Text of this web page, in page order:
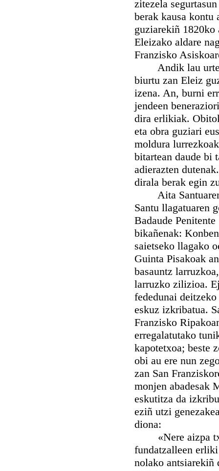
zitezela
berak kausa kontu
guziarekiñ 1820ko
Eleizako aldare
Franzisko
Andik lau
biurtu zan Eleiz
izena. An, burni
jendeen
dira erlikiak.
eta obra guziari
moldura
bitartean daude bi
adierazten
dirala berak egin
Aita Santuaren
Santu llagatuaren
Badaude
bikañenak:
saietseko llagako
Guinta Pisakoak
basauntz
larruzko zilizioa.
fededunai
eskuz izkribatua.
Franzisko
erregalatutako
kapotetxoa; beste
obi au ere nun
zan San
monjen abadesak
eskutitza da
eziñ utzi
diona:
«Nere aizpa txit
fundatzalleen
nolako antsiarekiñ